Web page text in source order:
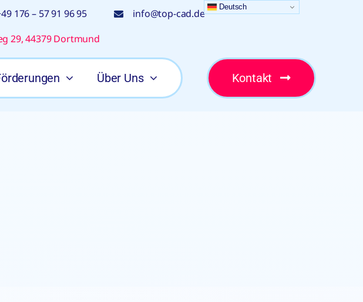
176 – 57 91 96 95
info@top-cad.de
29, 44379 Dortmund
Über Uns Kontakt
Deutsch